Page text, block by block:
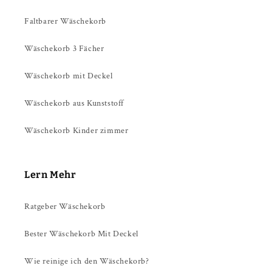
Faltbarer Wäschekorb
Wäschekorb 3 Fächer
Wäschekorb mit Deckel
Wäschekorb aus Kunststoff
Wäschekorb Kinder zimmer
Lern Mehr
Ratgeber Wäschekorb
Bester Wäschekorb Mit Deckel
Wie reinige ich den Wäschekorb?